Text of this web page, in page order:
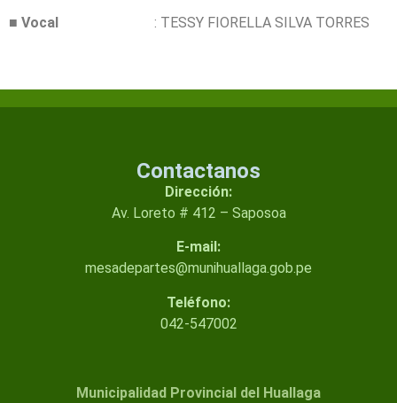
■ Vocal : TESSY FIORELLA SILVA TORRES
Contactanos
Dirección:
Av. Loreto # 412 – Saposoa
E-mail:
mesadepartes@munihuallaga.gob.pe
Teléfono:
042-547002
Municipalidad Provincial del Huallaga